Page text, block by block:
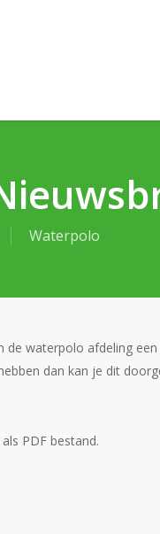
Waterpolo
de waterpolo afdeling
dan kan je dit
als PDF bestand.